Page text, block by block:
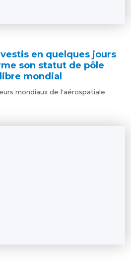
en quelques jours
son statut de pôle
mondial
mondiaux de l'aérospatiale